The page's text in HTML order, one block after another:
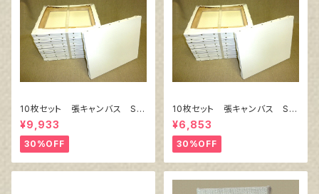
10枚セット 張キャンバス Sn
owWhite SPC（綿・ポリエステ
ル）F8 455㎜×380㎜
¥9,933
30%OFF
10枚セット 張キャンバス Sn
owWhite SPC（綿・ポリエステ
ル）F4 333㎜×242㎜
¥6,853
30%OFF